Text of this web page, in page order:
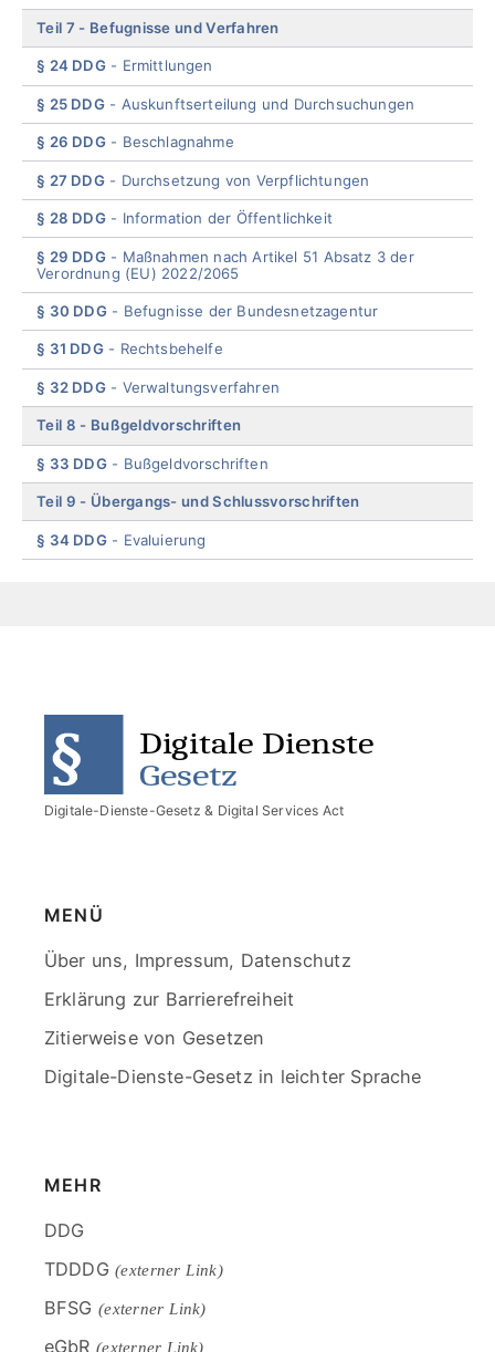
Teil 7 Befugnisse und Verfahren
§ 24 DDG Ermittlungen
§ 25 DDG Auskunftserteilung und Durchsuchungen
§ 26 DDG Beschlagnahme
§ 27 DDG Durchsetzung von Verpflichtungen
§ 28 DDG Information der Öffentlichkeit
§ 29 DDG
Maßnahmen nach Artikel 51 Absatz 3 der
Verordnung (EU) 2022/2065
§ 30 DDG Befugnisse der Bundesnetzagentur
§ 31 DDG Rechtsbehelfe
§ 32 DDG Verwaltungsverfahren
Teil 8 Bußgeldvorschriften
§ 33 DDG Bußgeldvorschriften
Teil 9 Übergangs- und Schlussvorschriften
§ 34 DDG Evaluierung
Digitale-Dienste-Gesetz & Digital Services Act
MENÜ
Skip
menu
Über uns, Impressum, Datenschutz
Erklärung zur Barrierefreiheit
Zitierweise von Gesetzen
Digitale-Dienste-Gesetz in leichter Sprache
MEHR
Skip
menu
DDG
TDDDG(externer Link)
BFSG (externer Link)
eGbR (externer Link)